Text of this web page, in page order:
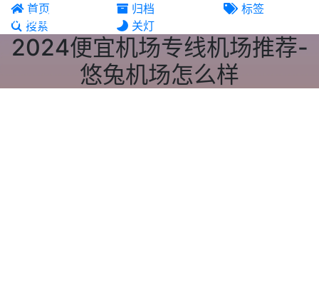
机场推荐
首页 归档
标签
搜索
关灯
2024便宜机场专线机场推荐-
悠兔机场怎么样